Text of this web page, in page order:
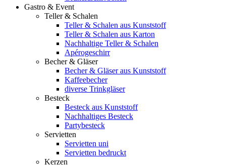
Gastro & Event
Teller & Schalen
Teller & Schalen aus Kunststoff
Teller & Schalen aus Karton
Nachhaltige Teller & Schalen
Apérogeschirr
Becher & Gläser
Becher & Gläser aus Kunststoff
Kaffeebecher
diverse Trinkgläser
Besteck
Besteck aus Kunststoff
Nachhaltiges Besteck
Partybesteck
Servietten
Servietten uni
Servietten bedruckt
Kerzen